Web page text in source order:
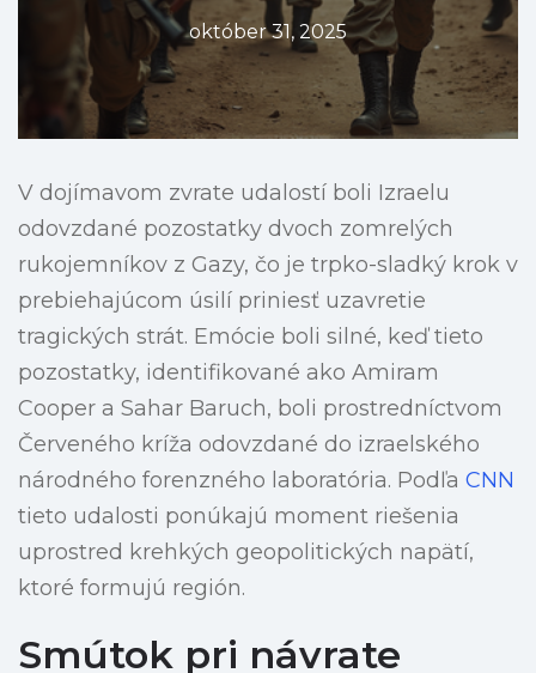
október 31, 2025
V dojímavom zvrate udalostí boli Izraelu
odovzdané pozostatky dvoch zomrelých
rukojemníkov z Gazy, čo je trpko-sladký krok v
prebiehajúcom úsilí priniesť uzavretie
tragických strát. Emócie boli silné, keď tieto
pozostatky, identifikované ako Amiram
Cooper a Sahar Baruch, boli prostredníctvom
Červeného kríža odovzdané do izraelského
národného forenzného laboratória. Podľa CNN
tieto udalosti ponúkajú moment riešenia
uprostred krehkých geopolitických napätí,
ktoré formujú región.
Smútok pri návrate